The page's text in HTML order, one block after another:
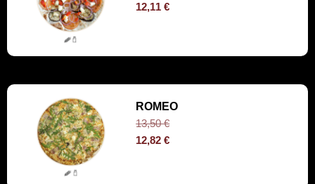
12,11€
ROMEO
13,50€
12,82€